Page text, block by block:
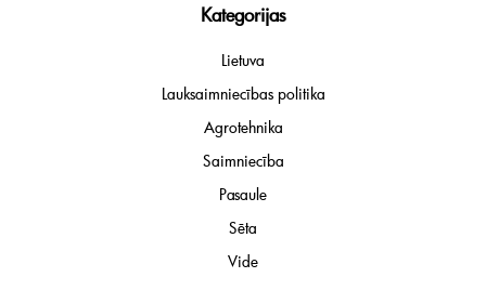
Kategorijas
Lietuva
Lauksaimniecības politika
Agrotehnika
Saimniecība
Pasaule
Sēta
Vide